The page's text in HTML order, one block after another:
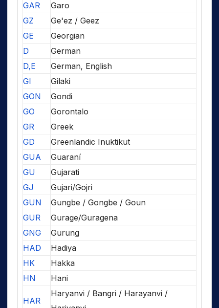
GAR
Garo
GZ
Ge'ez / Geez
GE
Georgian
D
German
D,E
German, English
GI
Gilaki
GON
Gondi
GO
Gorontalo
GR
Greek
GD
Greenlandic Inuktikut
GUA
Guaraní
GU
Gujarati
GJ
Gujari/Gojri
GUN
Gungbe / Gongbe / Goun
GUR
Gurage/Guragena
GNG
Gurung
HAD
Hadiya
HK
Hakka
HN
Hani
HAR
Haryanvi / Bangri / Harayanvi /